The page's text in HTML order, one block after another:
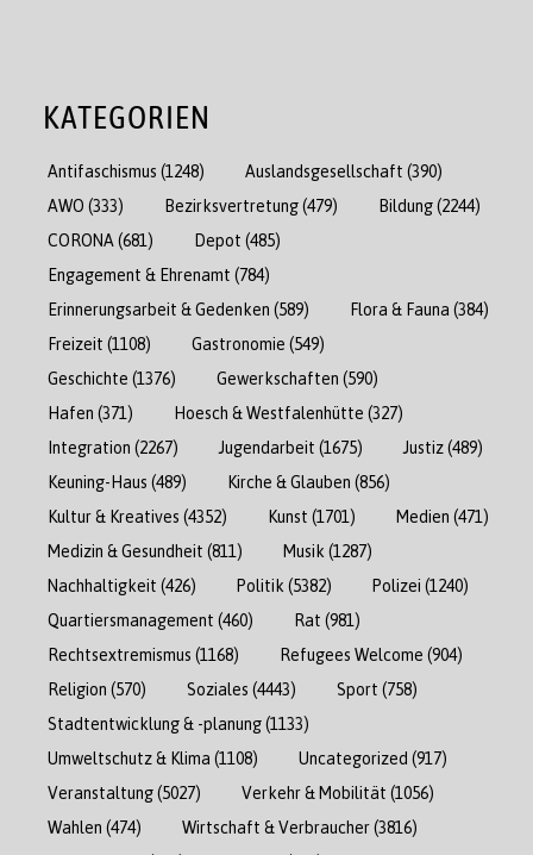
KATEGORIEN
Antifaschismus (1248) Auslandsgesellschaft (390)
AWO (333) Bezirksvertretung(479) Bildung(2244)
CORONA (681) Depot (485)
Engagement & Ehrenamt (784)
Erinnerungsarbeit & Gedenken (589) Flora & Fauna (384)
Freizeit (1108) Gastronomie (549)
Geschichte (1376) Gewerkschaften (590)
Hafen (371) Hoesch & Westfalenhütte (327)
Integration (2267) Jugendarbeit (1675) Justiz(489)
Keuning-Haus (489) Kirche & Glauben (856)
Kultur & Kreatives (4352) Kunst (1701) Medien (471)
Medizin & Gesundheit (811) Musik (1287)
Nachhaltigkeit (426) Politik (5382) Polizei (1240)
Quartiersmanagement (460) Rat (981)
Rechtsextremismus (1168) Refugees Welcome (904)
Religion (570) Soziales (4443) Sport (758)
Stadtentwicklung & -planung(1133)
Umweltschutz & Klima (1108) Uncategorized (917)
Veranstaltung(5027) Verkehr & Mobilität (1056)
Wahlen (474) Wirtschaft & Verbraucher(3816)